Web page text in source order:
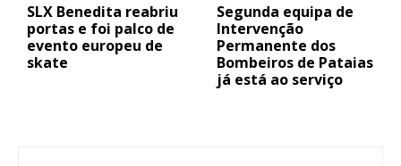
SLX Benedita reabriu
portas e foi palco de
evento europeu de
skate
Segunda equipa de
Intervenção
Permanente dos
Bombeiros de Pataias
já está ao serviço